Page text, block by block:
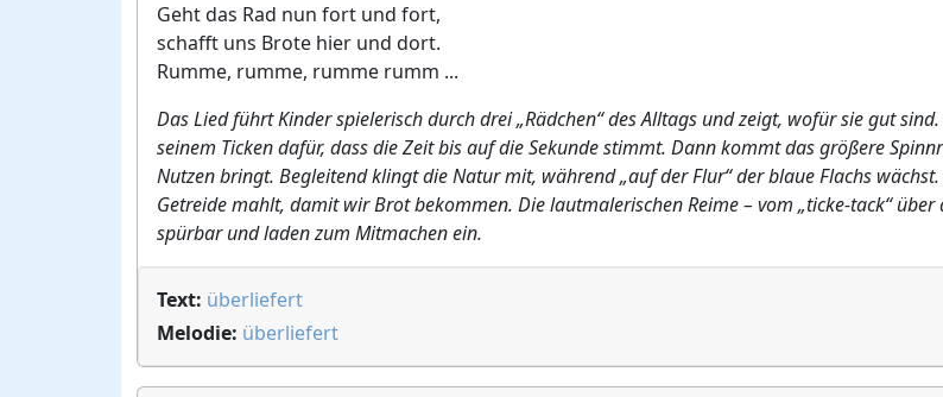
Geht das Rad nun fort und fort,
schafft uns Brote hier und dort.
Rumme, rumme, rumme rumm ...
Das Lied führt Kinder spielerisch durch drei „Rädchen“ des Alltags und zeigt, wofür sie gut
seinem Ticken dafür, dass die Zeit bis auf die Sekunde stimmt. Dann kommt das größere
Nutzen bringt. Begleitend klingt die Natur mit, während „auf der Flur“ der blaue Flachs
Getreide mahlt, damit wir Brot bekommen. Die lautmalerischen Reime – vom „ticke-tack“ über
spürbar und laden zum Mitmachen ein.
Text: überliefert
Melodie: überliefert